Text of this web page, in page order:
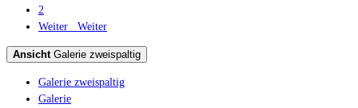
2
Weiter
Weiter
Ansicht Galerie zweispaltig
Galerie zweispaltig
Galerie